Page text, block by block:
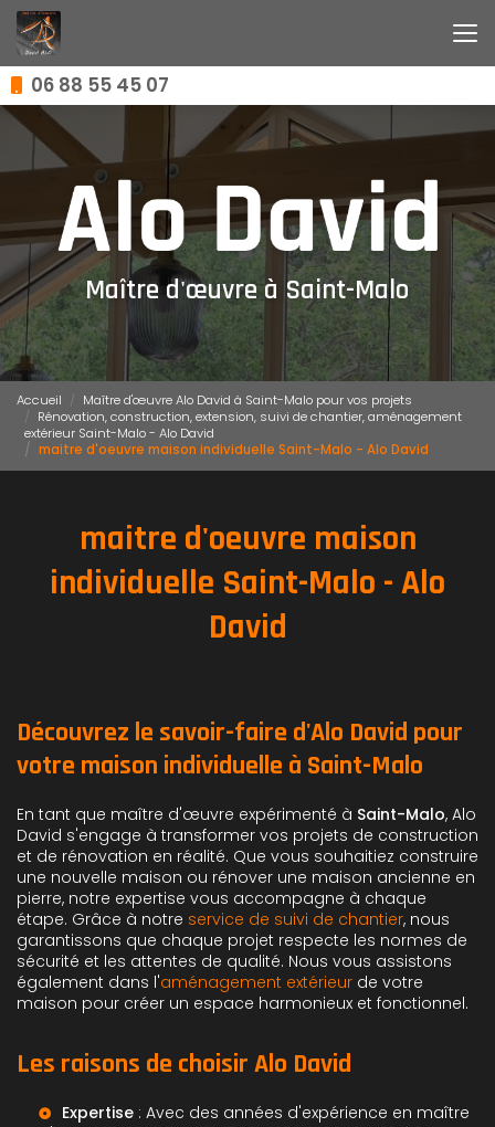
Aller
au
contenu
principal06 88 55 45 07
Maître d'œuvre à Saint-Malo
Accueil
Maître d'œuvre Alo David à Saint-Malo pour vos projets
Rénovation, construction, extension, suivi de chantier, aménagement
extérieur Saint-Malo - Alo David
maitre d'oeuvre maison individuelle Saint-Malo - Alo David
maitre d'oeuvre maison
individuelle Saint-Malo - Alo
David
Découvrez le savoir-faire d'Alo David pour
votre maison individuelle à Saint-Malo
En tant que maître d'œuvre expérimenté à Saint-Malo, Alo
David s'engage à transformer vos projets de construction
et de rénovation en réalité. Que vous souhaitiez construire
une nouvelle maison ou rénover une maison ancienne en
pierre, notre expertise vous accompagne à chaque
étape. Grâce à notre service de suivi de chantier, nous
garantissons que chaque projet respecte les normes de
sécurité et les attentes de qualité. Nous vous assistons
également dans l'aménagement extérieur de votre
maison pour créer un espace harmonieux et fonctionnel.
Les raisons de choisir Alo David
Expertise : Avec des années d'expérience en maître